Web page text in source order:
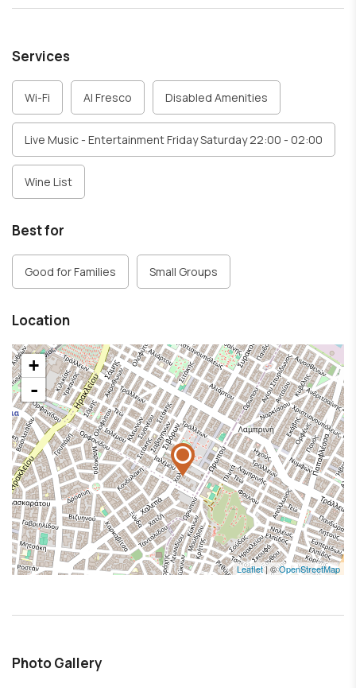
Services
Wi-Fi Al Fresco Disabled Amenities
Live Music - Entertainment Friday Saturday 22:00 - 02:00
Wine List
Best for
Good for Families Small Groups
Location
+
-
Leaflet| ©OpenStreetMap
Photo Gallery